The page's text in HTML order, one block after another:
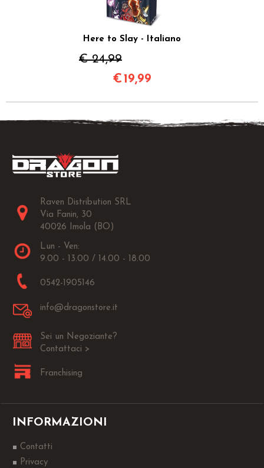
Here to Slay - Italiano
€ 24,99
€ 19,99
Raven Distribution SRL
Via Fanin, 30
40026 Imola (BO)
Lun - Ven:
9.00 - 13.00 / 14.00 - 18.00
0542-1905146
info@dragonstore.it
Sei un Negoziante?
Contattaci >
Franchising
INFORMAZIONI
Contatti
Privacy